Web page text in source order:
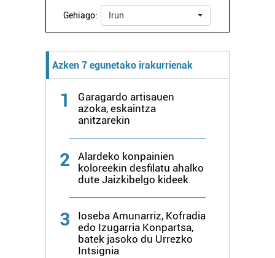
Gehiago: Irun
Azken 7 egunetako irakurrienak
1
Garagardo artisauen
azoka, eskaintza
anitzarekin
2
Alardeko konpainien
koloreekin desfilatu ahalko
dute Jaizkibelgo kideek
3
Ioseba Amunarriz, Kofradia
edo Izugarria Konpartsa,
batek jasoko du Urrezko
Intsignia